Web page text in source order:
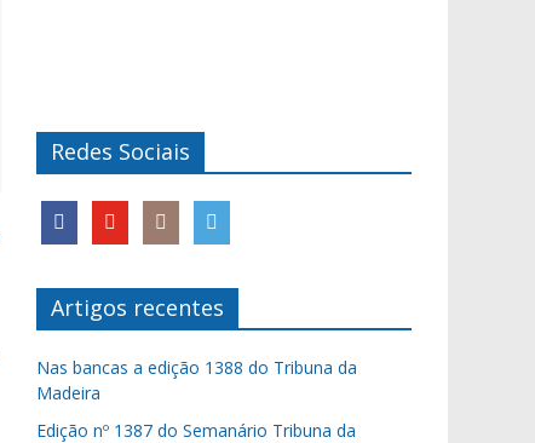
Redes Sociais
Artigos recentes
Nas bancas a edição 1388 do Tribuna da
Madeira
Edição nº 1387 do Semanário Tribuna da